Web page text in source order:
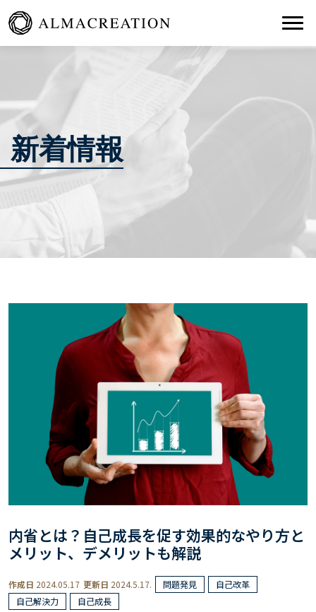
新着情報
内省とは？自己成長を促す効果的なやり方と
メリット、デメリットも解説
作成日 2024.05.17 更新日 2024.5.17. 問題発見
自己改革
自己解決力
自己成長